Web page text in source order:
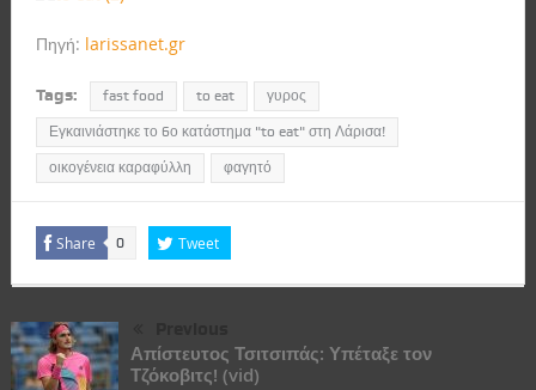
Πηγή: larissanet.gr
Tags: fast food to eat γυρος
Εγκαινιάστηκε το 6ο κατάστημα "to eat" στη Λάρισα!
οικογένεια καραφύλλη φαγητό
Share 0 Tweet
Απίστευτος Τσιτσιπάς: Υπέταξε τον
Τζόκοβιτς! (vid)